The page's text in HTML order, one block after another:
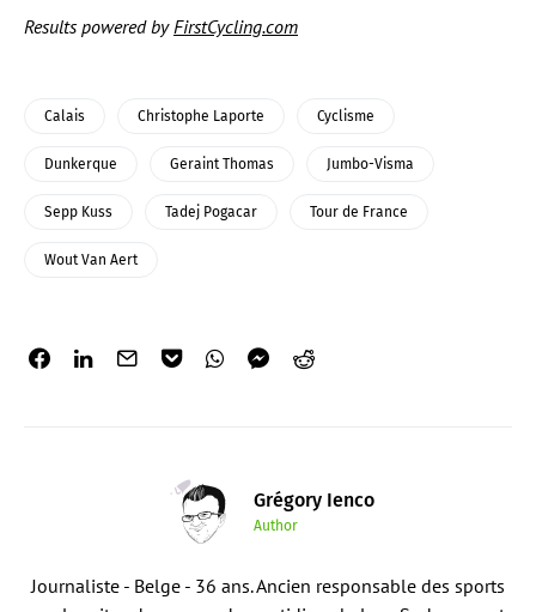
Results powered by FirstCycling.com
Calais Christophe Laporte Cyclisme
Dunkerque Geraint Thomas Jumbo-Visma
Sepp Kuss Tadej Pogacar Tour de France
Wout Van Aert
Grégory Ienco
Author
Journaliste - Belge - 36 ans. Ancien responsable des sports